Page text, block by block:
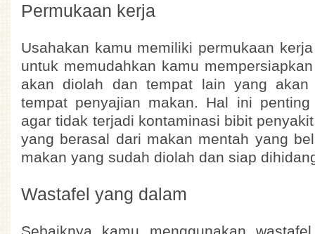
Permukaan kerja
Usahakan kamu memiliki permukaan
untuk memudahkan kamu
akan diolah dan tempat lain yang akan
tempat penyajian makan. Hal ini
agar tidak terjadi kontaminasi bibit
yang berasal dari makan mentah yang
makan yang sudah diolah dan siap
Wastafel yang dalam